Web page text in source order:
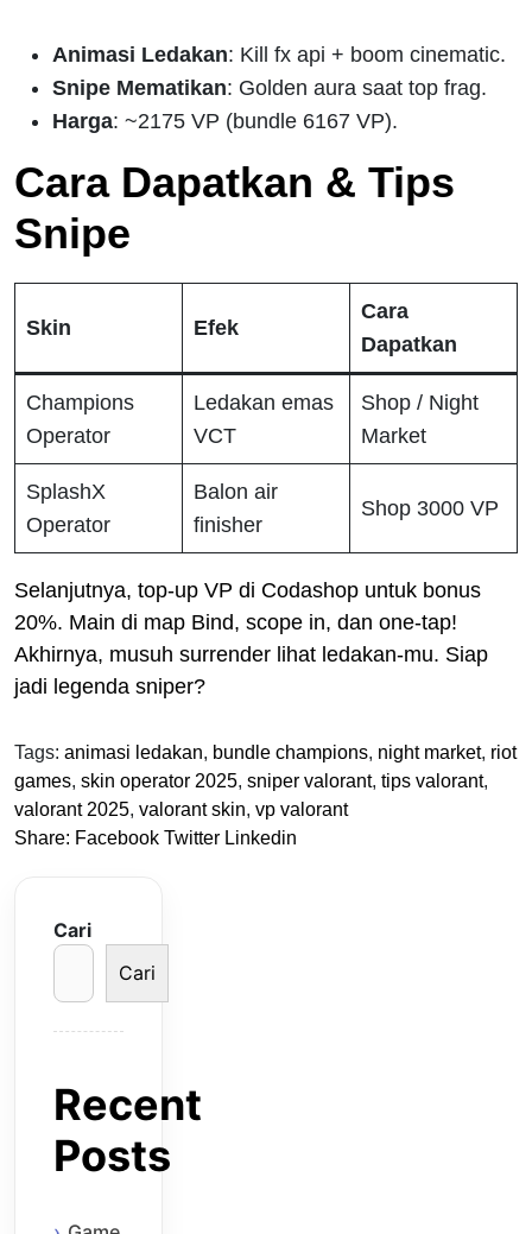
Animasi Ledakan: Kill fx api + boom cinematic.
Snipe Mematikan: Golden aura saat top frag.
Harga: ~2175 VP (bundle 6167 VP).
Cara Dapatkan & Tips
Snipe
Skin Efek
Cara
Dapatkan
Champions
Operator
Ledakan emas
VCT
Shop / Night
Market
SplashX
Operator
Balon air
finisher
Shop 3000 VP
Selanjutnya, top-up VP di Codashop untuk bonus
20%. Main di map Bind, scope in, dan one-tap!
Akhirnya, musuh surrender lihat ledakan-mu. Siap
jadi legenda sniper?
Tags: animasi ledakan, bundle champions, night market, riot
games, skin operator 2025, sniper valorant, tips valorant,
valorant 2025, valorant skin, vp valorant
Share: Facebook Twitter Linkedin
Cari
Cari
Recent
Posts